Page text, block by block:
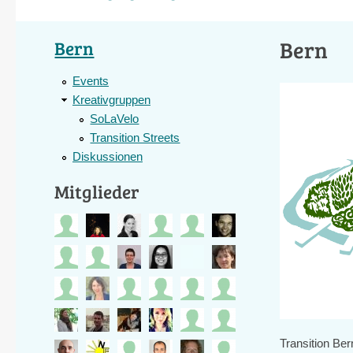
Bern
Transition
Bern
Events
Kreativgruppen
SoLaVelo
Transition Streets
Diskussionen
Mitglieder